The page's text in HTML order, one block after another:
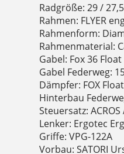
Radgröße: 29 /
Rahmen: FLYER
Rahmenform:
Rahmenmaterial:
Gabel: Fox 36
Gabel Federweg:
Dämpfer: FOX
Hinterbau
Steuersatz:
Lenker: Ergotec
Griffe: VPG-122A
Vorbau: SATORI